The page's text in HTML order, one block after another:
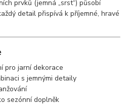
prvků (jemná „srst“) působí
detail přispívá k příjemné, hravé
pro jarní dekorace
s jemnými detaily
sezónní doplněk